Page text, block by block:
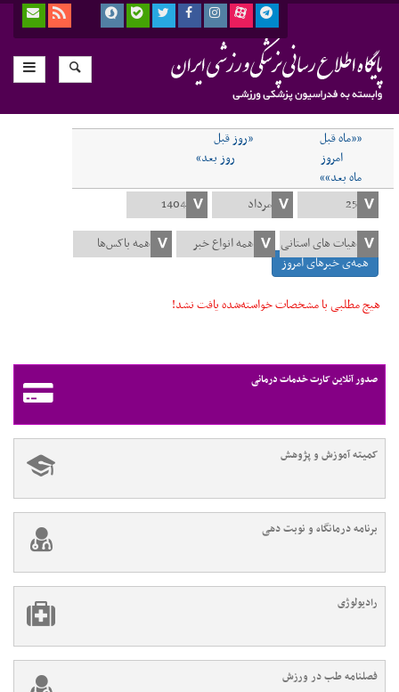
««ماه قبل
«روز قبل
امروز
روز بعد»
ماه بعد»»
همه‌ی خبرهای امروز
هیچ مطلبی با مشخصات خواسته‌شده یافت نشد!
صدور آنلاین کارت خدمات درمانی
کمیته آموزش و پژوهش
برنامه درمانگاه و نوبت دهی
رادیولوژی
فصلنامه طب در ورزش